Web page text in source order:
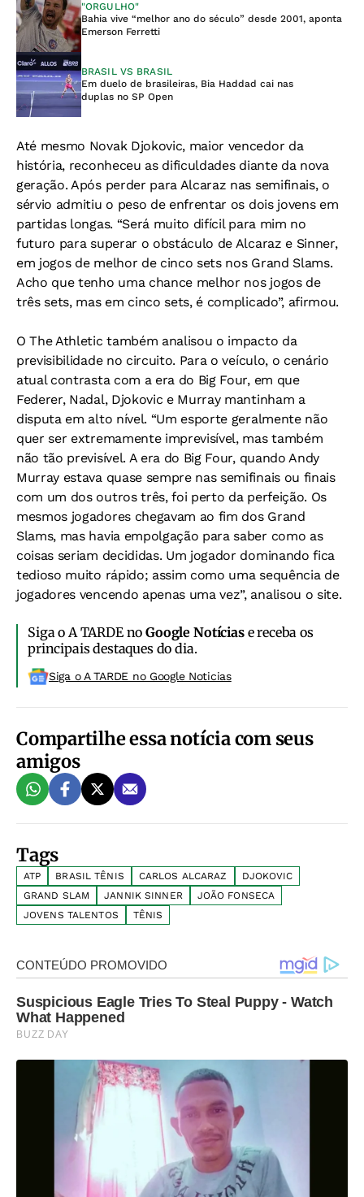
"ORGULHO"
Bahia vive “melhor ano do século” desde 2001, aponta
Emerson Ferretti
BRASIL VS BRASIL
Em duelo de brasileiras, Bia Haddad cai nas
duplas no SP Open
Até mesmo Novak Djokovic, maior vencedor da
história, reconheceu as dificuldades diante da nova
geração. Após perder para Alcaraz nas semifinais, o
sérvio admitiu o peso de enfrentar os dois jovens em
partidas longas. “Será muito difícil para mim no
futuro para superar o obstáculo de Alcaraz e Sinner,
em jogos de melhor de cinco sets nos Grand Slams.
Acho que tenho uma chance melhor nos jogos de
três sets, mas em cinco sets, é complicado”, afirmou.
O The Athletic também analisou o impacto da
previsibilidade no circuito. Para o veículo, o cenário
atual contrasta com a era do Big Four, em que
Federer, Nadal, Djokovic e Murray mantinham a
disputa em alto nível. “Um esporte geralmente não
quer ser extremamente imprevisível, mas também
não tão previsível. A era do Big Four, quando Andy
Murray estava quase sempre nas semifinais ou finais
com um dos outros três, foi perto da perfeição. Os
mesmos jogadores chegavam ao fim dos Grand
Slams, mas havia empolgação para saber como as
coisas seriam decididas. Um jogador dominando fica
tedioso muito rápido; assim como uma sequência de
jogadores vencendo apenas uma vez”, analisou o site.
Siga o A TARDE noGoogle Notíciase receba os
principais destaques do dia.
Siga o A TARDE no Google Noticias
Compartilhe essa notícia com seus
amigos
Tags
ATP BRASIL TÊNIS CARLOS ALCARAZ
DJOKOVIC
GRAND SLAM
JANNIK SINNER
JOÃO FONSECA
JOVENS TALENTOS
TÊNIS